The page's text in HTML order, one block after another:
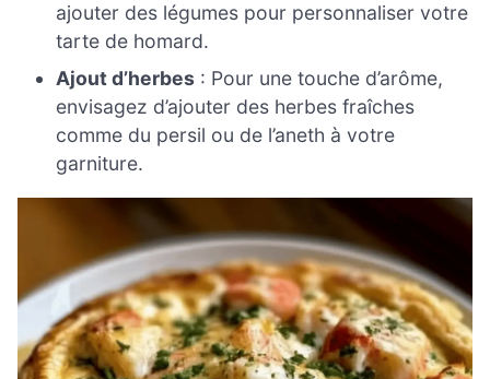
ajouter des légumes pour personnaliser votre
tarte de homard.
Ajout d’herbes : Pour une touche d’arôme,
envisagez d’ajouter des herbes fraîches
comme du persil ou de l’aneth à votre
garniture.